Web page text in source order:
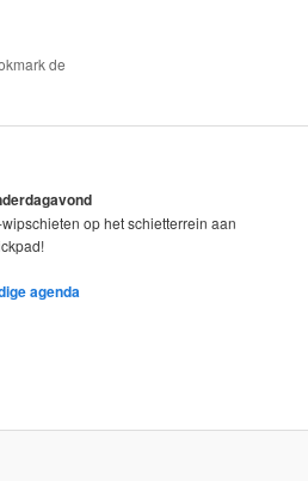
de
op het schietterrein aan
agenda